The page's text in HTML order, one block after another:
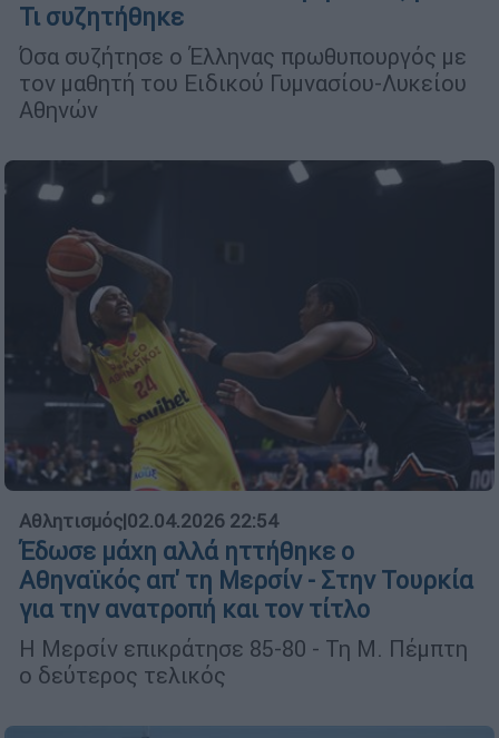
Τι συζητήθηκε
Όσα συζήτησε ο Έλληνας πρωθυπουργός με
τον μαθητή του Ειδικού Γυμνασίου-Λυκείου
Αθηνών
Αθλητισμός|02.04.2026 22:54
Έδωσε μάχη αλλά ηττήθηκε ο
Αθηναϊκός απ' τη Μερσίν - Στην Τουρκία
για την ανατροπή και τον τίτλο
Η Μερσίν επικράτησε 85-80 - Τη Μ. Πέμπτη
ο δεύτερος τελικός